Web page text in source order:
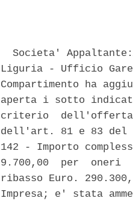
Societa'
Liguria - Ufficio Gare
Compartimento ha
aperta i sotto
criterio  dell'offerta
dell'art. 81 e 83 del
142 - Importo
9.700,00  per  oneri
ribasso Euro.
Impresa; e' stata